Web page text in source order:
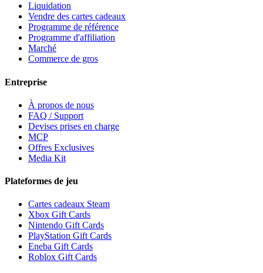
Liquidation
Vendre des cartes cadeaux
Programme de référence
Programme d'affiliation
Marché
Commerce de gros
Entreprise
À propos de nous
FAQ / Support
Devises prises en charge
MCP
Offres Exclusives
Media Kit
Plateformes de jeu
Cartes cadeaux Steam
Xbox Gift Cards
Nintendo Gift Cards
PlayStation Gift Cards
Eneba Gift Cards
Roblox Gift Cards